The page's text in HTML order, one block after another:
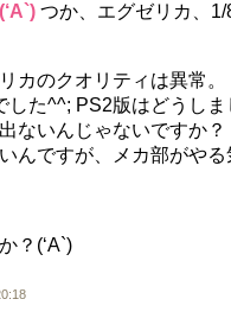
つか、エグゼリカ、
カのクオリティは異常。
た^^; PS2版はどうしま
ないんじゃないですか？
んですが、メカ部がやる
？(‘A`)